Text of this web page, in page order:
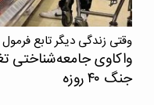
وقتی زندگی دیگر تابع
واکاوی جامعه‌شناختی
جنگ ۴۰ روزه